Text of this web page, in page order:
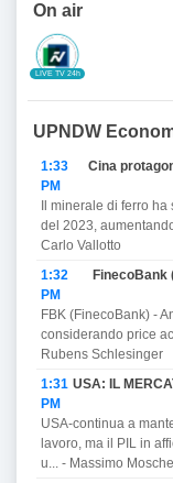
On air
LIVE TV 24h
UPNDW
1:33
PM
Il minerale di ferro
del 2023,
Carlo Vallotto
1:32
PM
FBK (FinecoBank) -
considerando price
Rubens Schlesinger
1:31
PM
USA-continua a
lavoro, ma il PIL in
u... - Massimo